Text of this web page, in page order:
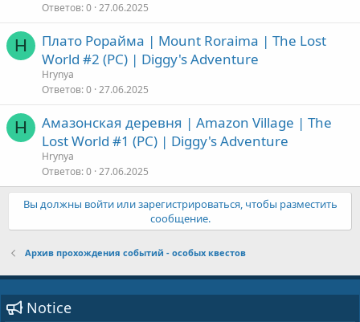
Ответов 0 27.06.2025
H
Плато Рорайма | Mount Roraima | The Lost
World #2 (PC) | Diggy's Adventure
Hrynya
Ответов 0 27.06.2025
H
Амазонская деревня | Amazon Village | The
Lost World #1 (PC) | Diggy's Adventure
Hrynya
Ответов 0 27.06.2025
Вы должны войти или зарегистрироваться, чтобы разместить
сообщение.
Архив прохождения событий - особых квестов
Notice